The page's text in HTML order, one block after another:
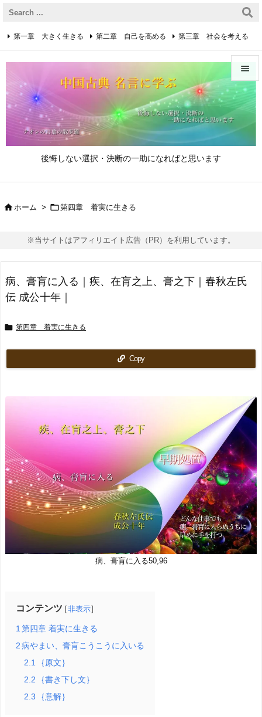
後悔しない選択・決断の一助になればと思います


メニュ

第一章 大きく生きる 第二章 自己を高める 第三章 社会を考える
第四章 着実に生きる 第五章 逆境を乗り越えるための心得
第六章 成功の心得 第七章 人と接するための心得
第八章 リーダーの心得
 ホーム > 第四章 着実に生きる
※当サイトはアフィリエイト広告（PR）を利用しています。
病、膏肓に入る｜疾、在肓之上、膏之下｜春秋左氏
伝 成公十年｜
 第四章 着実に生きる
Copy
病、膏肓に入る50,96
コンテンツ 非表示
1 第四章 着実に生きる
2病やまい、膏肓こうこうに入いる
2.1
｛原文｝
2.2
｛書き下し文｝
2.3
｛意解｝